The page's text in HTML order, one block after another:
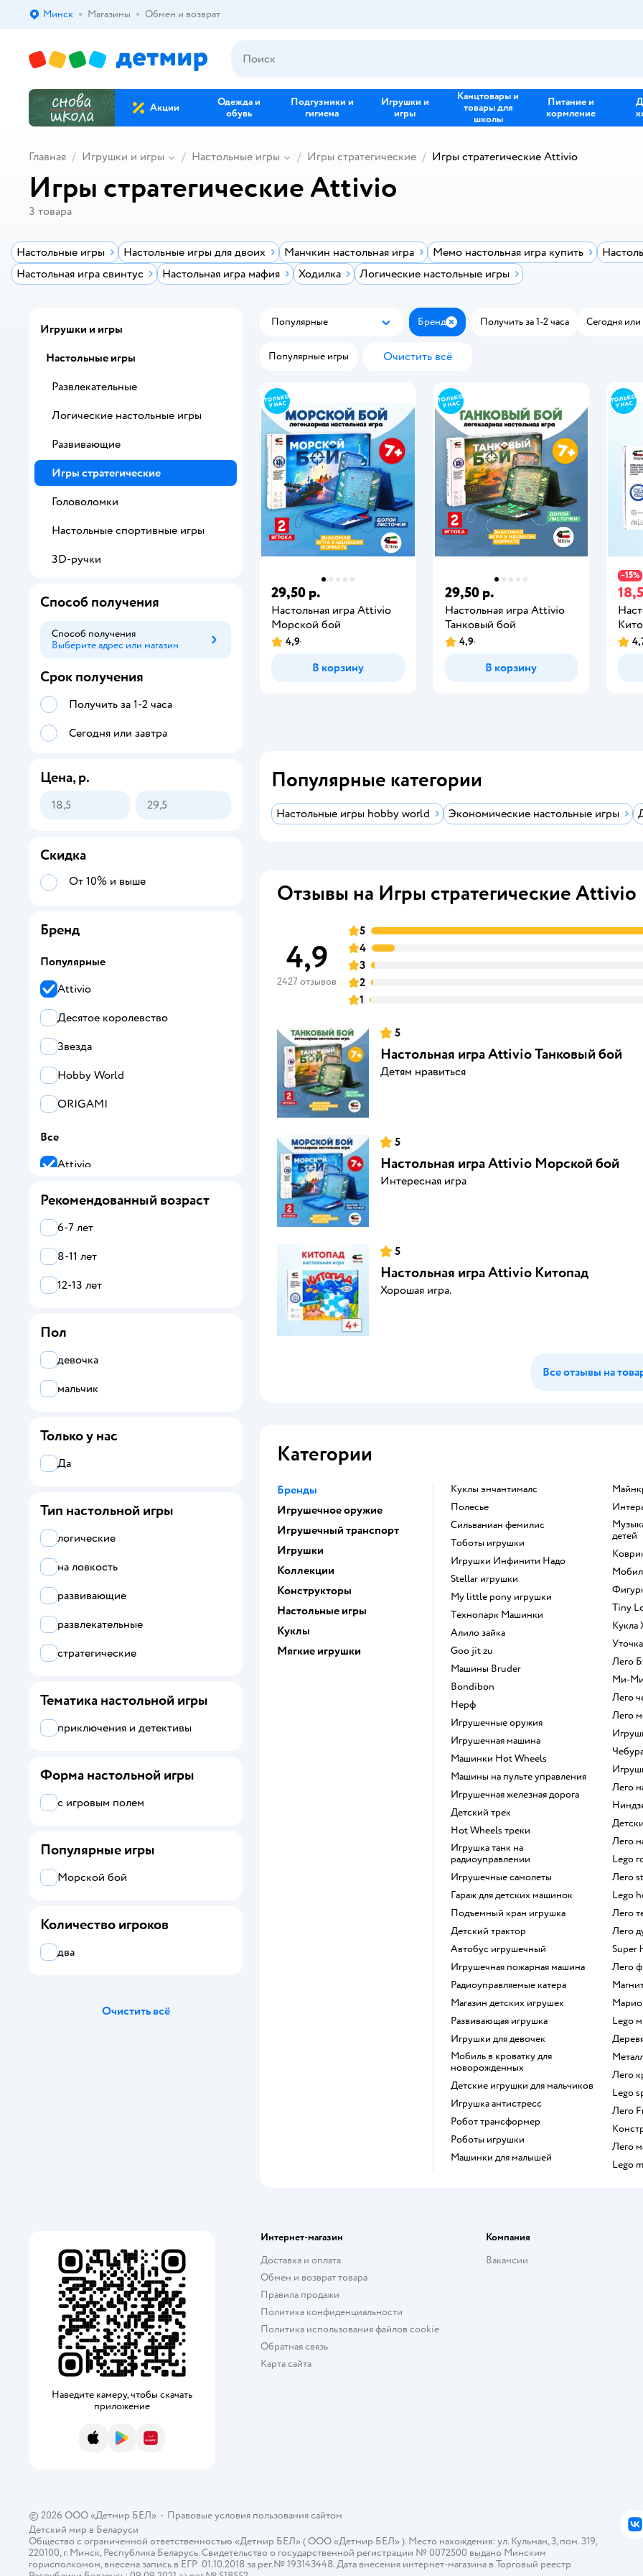
Выбор адреса доставки.
Минск Магазины Обмен и возврат
Акции
Одежда и
обувь
Подгузники и
гигиена
Игрушки и
игры
Канцтовары и
товары для
школы
Питание и
кормление
Главная Игрушки и игры Настольные игры Игры стратегические Игры стратегические Attivio
Игры стратегические Attivio
3 товара
Настольные игры Настольные игры для двоих Манчкин настольная игра Мемо настольная игра купить
Настольная игра свинтус
Настольная игра мафия Ходилка Логические настольные игры
Популярные
Популярные Бренд ЗакрытьПолучить за 1-2 часа Сегодня или
Популярные игры Очистить всё
29,50 р.
Настольная игра Attivio
Морской бой
4,9
В корзину
29,50 р.
Настольная игра Attivio
Танковый бой
4,9
В корзину
−15%
Популярные категории
Настольные игры hobby world Экономические настольные игры
Отзывы на Игры стратегические Attivio
4,9
2427 отзывов
5
4
3
2
1
5
Настольная игра Attivio Танковый бой
Детям нравиться
5
Настольная игра Attivio Морской бой
Интересная игра
5
Настольная игра Attivio Китопад
Хорошая игра.
Все отзывы на
Категории
Бренды
Игрушечное оружие
Игрушечный транспорт
Игрушки
Коллекции
Конструкторы
Настольные игры
Куклы
Мягкие игрушки
Куклы энчантималс
Полесье
Сильваниан фемилис
Тоботы игрушки
Игрушки Инфинити Надо
Stellar игрушки
my little pony игрушки
Технопарк Машинки
Алило зайка
Goo jit zu
Машины Bruder
Bondibon
Нерф
Игрушечные оружия
Игрушечная машина
Машинки Hot Wheels
Машины на пульте управления
Игрушечная железная дорога
Детский трек
Hot Wheels треки
Игрушка танк на
радиоуправлении
Игрушечные самолеты
Гараж для детских машинок
Подъемный кран игрушка
Детский трактор
Автобус игрушечный
Игрушечная пожарная машина
Радиоуправляемые катера
Магазин детских игрушек
Развивающая игрушка
Игрушки для девочек
Мобиль в кроватку для
новорожденных
Детские игрушки для мальчиков
Игрушка антистресс
Робот трансформер
Роботы игрушки
Машинки для малышей
Музыкальные инструменты для
детей
Tiny
Лего
Ми-
Лего
Лего
Лего
Лего
Lego
Лего
Lego
Лего
Лего
Super
Лего
Lego
Лего
Lego
Лего
Лего
Lego
Игрушки и игры
Настольные игры
Развлекательные
Логические настольные игры
Развивающие
Игры стратегические
Головоломки
Настольные спортивные игры
3D-ручки
Способ получения
Способ получения
Выберите адрес или магазин
Способ получения
Срок получения
Получить за 1-2 часа
Сегодня или завтра
Цена, р.
Скидка
От 10% и выше
Бренд
Популярные
Attivio
Десятое королевство
Звезда
Hobby World
ORIGAMI
Все
Attivio
Hobby World
ORIGAMI
Step Puzzle
Звезда
Умные игры
Рекомендованный возраст
6-7 лет
8-11 лет
12-13 лет
Пол
девочка
мальчик
Только у нас
Да
Тип настольной игры
логические
на ловкость
развивающие
развлекательные
стратегические
Тематика настольной игры
приключения и детективы
Форма настольной игры
с игровым полем
Популярные игры
Морской бой
Количество игроков
два
Очистить всё
Наведите камеру, чтобы скачать
приложение
App StoreGoogle PlayAppGallery
Интернет-магазин
Доставка и оплата
Обмен и возврат товара
Правила продажи
Политика конфиденциальности
Политика использования файлов cookie
Обратная связь
Карта сайта
Компания
Вакансии
© 2026 ООО «Детмир БЕЛ» • Правовые условия пользования сайтом
Детский мир в Беларуси
Общество с ограниченной ответственностью «Детмир БЕЛ» ( ООО «Детмир БЕЛ» ). Место нахождения: ул. Кульман, 3, пом. 319,
220100, г. Минск, Республика Беларусь. Свидетельство о государственной регистрации № 0072500 выдано Минским
горисполкомом, внесена запись в ЕГР 01.10.2018 за рег.№ 193143448. Дата внесения интернет-магазина в Торговый реестр